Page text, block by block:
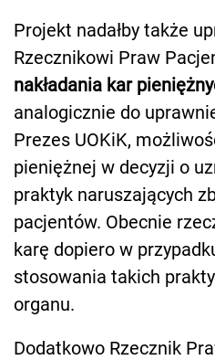
Projekt nadałby także
Rzecznikowi Praw
nakładania kar
analogicznie do
Prezes UOKiK,
pieniężnej w decyzji o
praktyk naruszających
pacjentów. Obecnie
karę dopiero w
stosowania takich
organu.
Dodatkowo Rzecznik